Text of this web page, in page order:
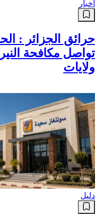
أخبار
حرائق الجزائر :
تواصل مكافحة
ولايات
دليل